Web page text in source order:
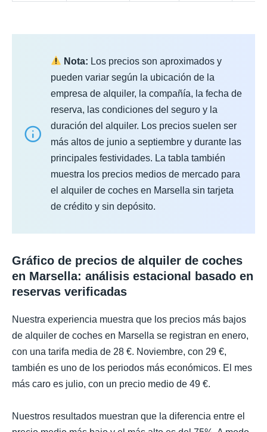
Nota: Los precios son aproximados y
pueden variar según la ubicación de la
empresa de alquiler, la compañía, la fecha de
reserva, las condiciones del seguro y la
duración del alquiler. Los precios suelen ser
más altos de junio a septiembre y durante las
principales festividades. La tabla también
muestra los precios medios de mercado para
el alquiler de coches en Marsella sin tarjeta
de crédito y sin depósito.
Gráfico de precios de alquiler de coches
en Marsella: análisis estacional basado en
reservas verificadas
Nuestra experiencia muestra que los precios más bajos
de alquiler de coches en Marsella se registran en enero,
con una tarifa media de 28 €. Noviembre, con 29 €,
también es uno de los periodos más económicos. El mes
más caro es julio, con un precio medio de 49 €.
Nuestros resultados muestran que la diferencia entre el